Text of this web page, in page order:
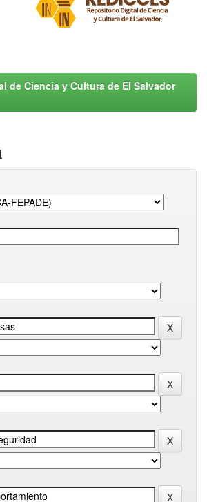
de Ciencia y Cultura de El Salvador